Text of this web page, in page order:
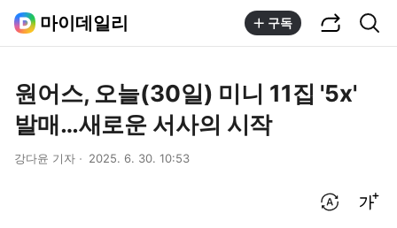
마이데일리 구독
원어스, 오늘(30일) 미니 11집 '5x'
발매…새로운 서사의 시작
강다윤 기자 2025. 6. 30. 10:53